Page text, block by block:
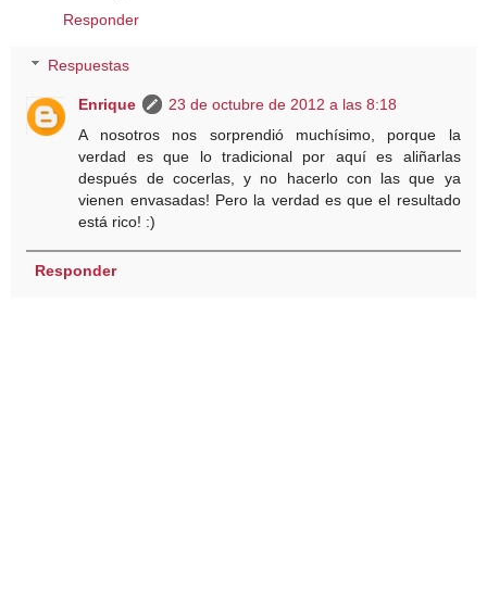
Responder
Respuestas
Enrique
23 de octubre de 2012 a las 8:18
A nosotros nos sorprendió muchísimo, porque la
verdad es que lo tradicional por aquí es aliñarlas
después de cocerlas, y no hacerlo con las que ya
vienen envasadas! Pero la verdad es que el resultado
está rico! :)
Responder